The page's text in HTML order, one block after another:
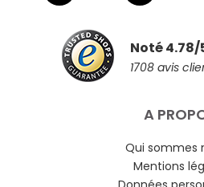
Noté 4.78/
1708 avis
A
Qui sommes
Mentions